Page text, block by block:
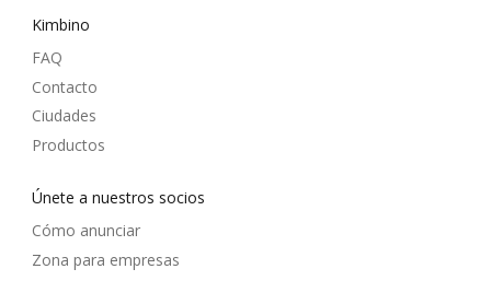
Kimbino
FAQ
Contacto
Ciudades
Productos
Únete a nuestros socios
Cómo anunciar
Zona para empresas